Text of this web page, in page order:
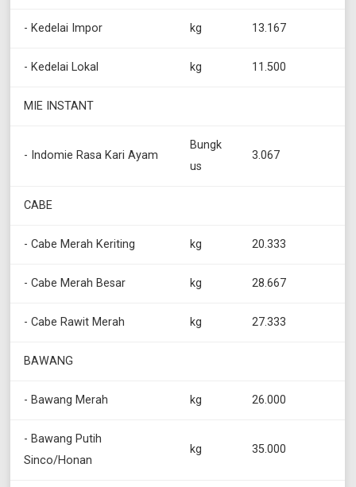
- Kedelai Impor kg 13.167
- Kedelai Lokal kg 11.500
MIE INSTANT
- Indomie Rasa Kari Ayam
Bungk
us
3.067
CABE
- Cabe Merah Keriting kg 20.333
- Cabe Merah Besar kg 28.667
- Cabe Rawit Merah kg 27.333
BAWANG
- Bawang Merah kg 26.000
- Bawang Putih
Sinco/Honan
kg 35.000